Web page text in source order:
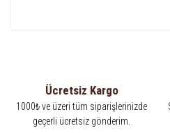
Ücretsiz Kargo
1000₺ ve üzeri tüm siparişlerinizde
geçerli ücretsiz gönderim.